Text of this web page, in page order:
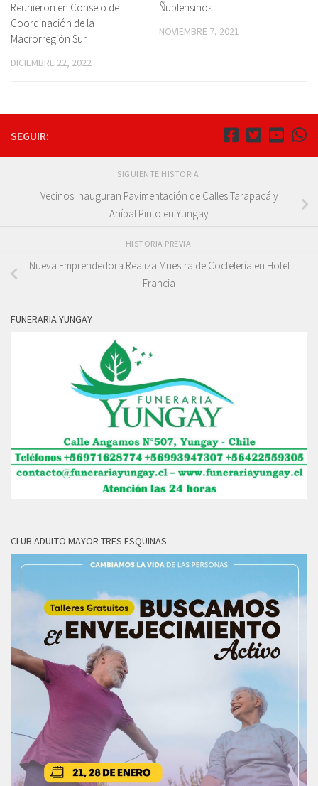
Reunieron en Consejo de
Coordinación de la
Macrorregión Sur
DICIEMBRE 22, 2022
Ñublensinos
NOVIEMBRE 7, 2021
SEGUIR:
SIGUIENTE HISTORIA
Vecinos Inauguran Pavimentación de Calles Tarapacá y
Aníbal Pinto en Yungay
HISTORIA PREVIA
Nueva Emprendedora Realiza Muestra de Coctelería en Hotel
Francia
FUNERARIA YUNGAY
CLUB ADULTO MAYOR TRES ESQUINAS